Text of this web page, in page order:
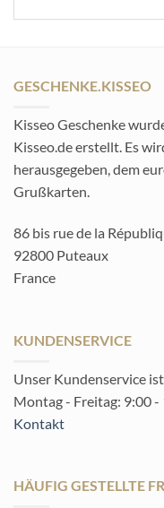
GESCHENKE.KISSEO
Kisseo Geschenke
Kisseo.de erstellt. Es
herausgegeben, dem
Grußkarten.
86 bis rue de la
92800 Puteaux
France
KUNDENSERVICE
Unser Kundenservice
Montag - Freitag: 9:00
Kontakt
HÄUFIG GESTELLTE